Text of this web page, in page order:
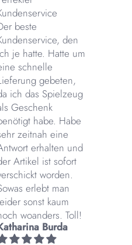
beste
den
je hatte. Hatte um
schnelle
gebeten,
ich das Spielzeug
Geschenk
habe. Habe
zeitnah eine
erhalten und
Artikel ist sofort
worden.
erlebt man
sonst kaum
woanders. Toll!
Burda